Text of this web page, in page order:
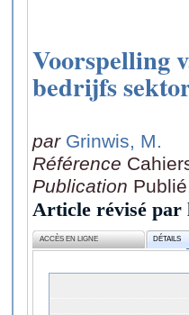
Voorspelling
bedrijfs
par Grinwis, M.
Référence
Publication
Article révisé par
ACCÈS EN LIGNE DÉTAILS